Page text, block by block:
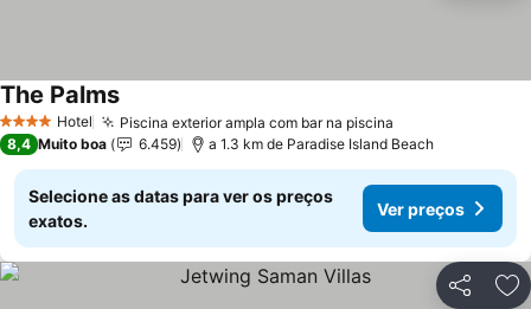
4 EstrelasHotel Piscina exterior ampla com bar na piscina
The Palms
8,4 Muito boa 6.459 a 1.3 km de Paradise Island Beach
Selecione as datas para ver os preços
exatos.
Ver preços
Partilhar